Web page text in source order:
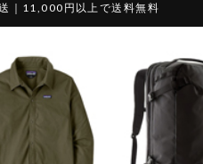
｜11,000円以上で送料無料